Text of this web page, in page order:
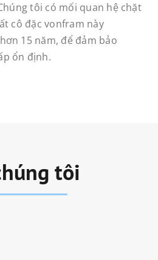
tôi có mối quan hệ chặt
cô đặc vonfram này
15 năm, để đảm bảo
ổn định.
tôi